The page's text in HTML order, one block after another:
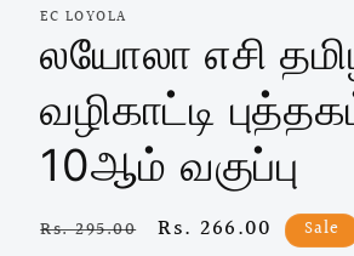
media
in
modal
EC LOYOLA
லயோலா எசி
வழிகாட்டி
10ஆம் வகுப்பு
Regular
Rs. 295.00
Sale
Rs. 266.00 Sale